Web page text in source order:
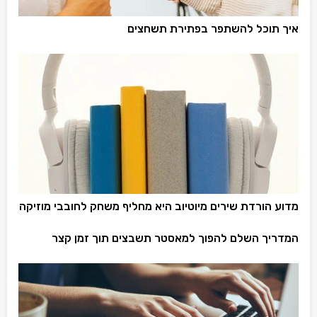
איך תוכל להשתפר בפתירת תשחצים
מדוע הורדת שירים מיוטיוב היא מחליף משחק לחובבי מוזיקה
המדריך השלם להפוך למאסטר תשבצים תוך זמן קצר